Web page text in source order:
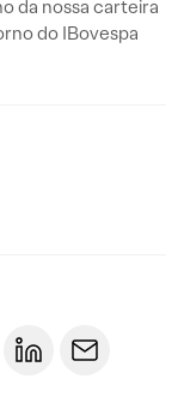
da nossa carteira
do IBovespa